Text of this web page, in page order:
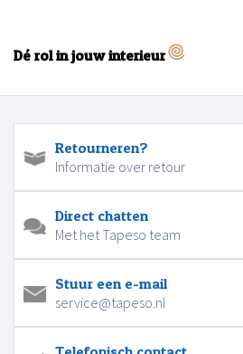
Dé rol in jouw interieur
Retourneren?
Informatie over retour
Direct chatten
Met het Tapeso team
Stuur een e-mail
service@tapeso.nl